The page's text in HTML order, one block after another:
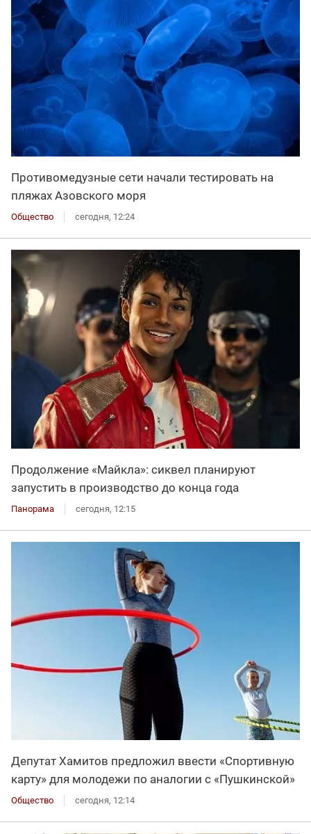
Противомедузные сети начали тестировать на
пляжах Азовского моря
Общество сегодня, 12:24
Продолжение «Майкла»: сиквел планируют
запустить в производство до конца года
Панорама сегодня, 12:15
Депутат Хамитов предложил ввести «Спортивную
карту» для молодежи по аналогии с «Пушкинской»
Общество сегодня, 12:14